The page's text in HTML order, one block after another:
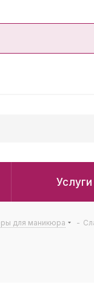
Услуги
для маникюра -